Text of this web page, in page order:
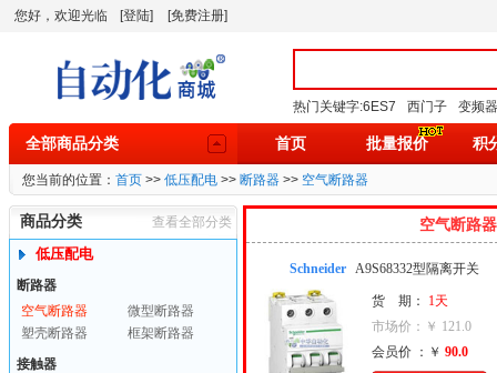
您好，欢迎光临 [登陆] [免费注册]
热门关键字:6ES7 西门子 变频器
全部商品分类 首页 批量报价 积
您当前的位置： 首页 >> 低压配电 >> 断路器 >> 空气断路器
空气断路器
Schneider A9S68332型隔离开关
货 期： 1天
市场价：￥ 121.0
会员价 ：￥ 90.0
查看全部分类
商品分类
低压配电
断路器
空气断路器
微型断路器
塑壳断路器
框架断路器
接触器